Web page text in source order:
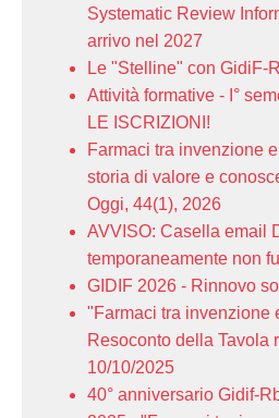
Systematic Review
arrivo nel 2027
Le "Stelline" con GidiF-
Attività formative - I°
LE ISCRIZIONI!
Farmaci tra invenzione
storia di valore e
Oggi, 44(1), 2026
AVVISO: Casella email
temporaneamente non
GIDIF 2026 - Rinnovo
"Farmaci tra invenzione
Resoconto della Tavola
10/10/2025
40° anniversario Gidif-